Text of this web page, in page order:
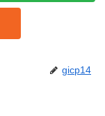
gicp14